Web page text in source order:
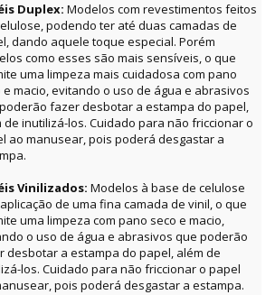
Duplex: Modelos com revestimentos feitos
podendo ter até duas camadas de
dando aquele toque especial. Porém
como esses são mais sensíveis, o que
uma limpeza mais cuidadosa com pano
e macio, evitando o uso de água e abrasivos
fazer desbotar a estampa do papel,
de inutilizá-los. Cuidado para não friccionar o
ao manusear, pois poderá desgastar a
Vinilizados: Modelos à base de celulose
de uma fina camada de vinil, o que
uma limpeza com pano seco e macio,
o uso de água e abrasivos que poderão
desbotar a estampa do papel, além de
los. Cuidado para não friccionar o papel
pois poderá desgastar a estampa.